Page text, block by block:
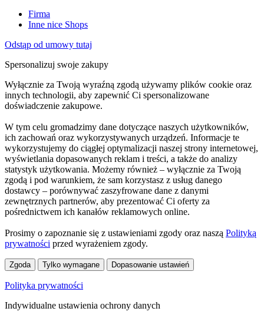
Firma
Inne nice Shops
Odstąp od umowy tutaj
Spersonalizuj swoje zakupy
Wyłącznie za Twoją wyraźną zgodą używamy plików cookie oraz
innych technologii, aby zapewnić Ci spersonalizowane
doświadczenie zakupowe.
W tym celu gromadzimy dane dotyczące naszych użytkowników,
ich zachowań oraz wykorzystywanych urządzeń. Informacje te
wykorzystujemy do ciągłej optymalizacji naszej strony internetowej,
wyświetlania dopasowanych reklam i treści, a także do analizy
statystyk użytkowania. Możemy również – wyłącznie za Twoją
zgodą i pod warunkiem, że sam korzystasz z usług danego
dostawcy – porównywać zaszyfrowane dane z danymi
zewnętrznych partnerów, aby prezentować Ci oferty za
pośrednictwem ich kanałów reklamowych online.
Prosimy o zapoznanie się z ustawieniami zgody oraz naszą Polityką
prywatności przed wyrażeniem zgody.
Zgoda Tylko wymagane Dopasowanie ustawień
Polityka prywatności
Indywidualne ustawienia ochrony danych